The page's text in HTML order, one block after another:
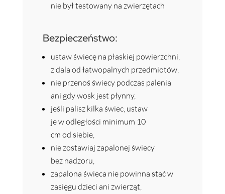
nie był testowany na zwierzętach
Bezpieczeństwo:
ustaw świecę na płaskiej powierzchni,
z dala od łatwopalnych przedmiotów,
nie przenoś świecy podczas palenia
ani gdy wosk jest płynny,
jeśli palisz kilka świec, ustaw
je w odległości minimum 10
cm od siebie,
nie zostawiaj zapalonej świecy
bez nadzoru,
zapalona świeca nie powinna stać w
zasięgu dzieci ani zwierząt,